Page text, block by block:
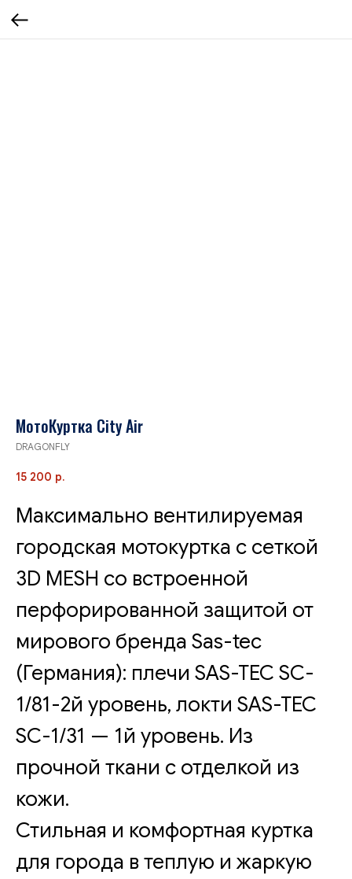
МотоКуртка City Air
DRAGONFLY
15 200 р.
Максимально вентилируемая
городская мотокуртка с сеткой
3D MESH со встроенной
перфорированной защитой от
мирового бренда Sas-tec
(Германия): плечи SAS-TEC SC-
1/81-2й уровень, локти SAS-TEC
SC-1/31 — 1й уровень. Из
прочной ткани с отделкой из
кожи.
Стильная и комфортная куртка
для города в теплую и жаркую